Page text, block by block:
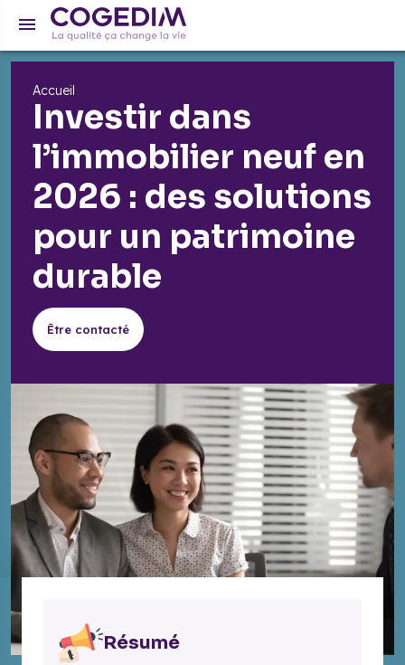
Accueil
Investir dans
l’immobilier neuf en
2026 : des solutions
pour un patrimoine
durable
Être contacté
Résumé